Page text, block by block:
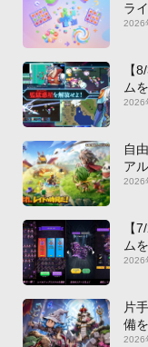
ラ
2026
【
ム
2026
自
ア
新
2026
【
ム
2026
片
備
神
2026